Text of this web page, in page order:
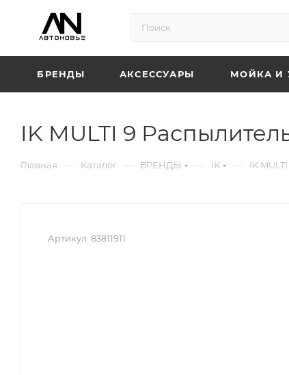
БРЕНДЫ АКСЕССУАРЫ МОЙКА И
IK MULTI 9
Главная — Каталог — БРЕНДЫ — IK — IK
Артикул: 83811911